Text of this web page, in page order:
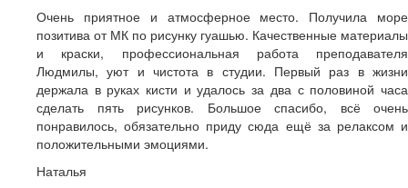
Очень приятное и атмосферное место. Получила море
позитива от МК по рисунку гуашью. Качественные материалы
и краски, профессиональная работа преподавателя
Людмилы, уют и чистота в студии. Первый раз в жизни
держала в руках кисти и удалось за два с половиной часа
сделать пять рисунков. Большое спасибо, всё очень
понравилось, обязательно приду сюда ещё за релаксом и
положительными эмоциями.
Наталья